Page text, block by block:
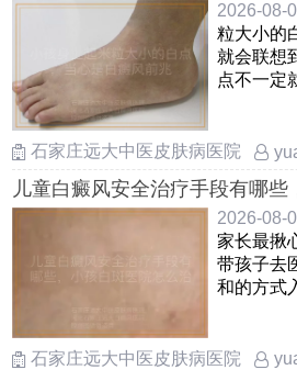
2026-08-
粒大小的
就会联想
点不一定
石家庄远大中医皮肤病医院
儿童白癜风安全治疗手段有哪些
治安全，孩子患上白癜风如何安
2026-08-
家长最揪
带孩子去
和的方式
石家庄远大中医皮肤病医院